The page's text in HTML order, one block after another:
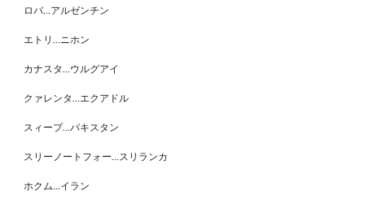
ロバ…アルゼンチン
エトリ…ニホン
カナスタ…ウルグアイ
クァレンタ…エクアドル
スィープ…パキスタン
スリーノートフォー…スリランカ
ホクム…イラン